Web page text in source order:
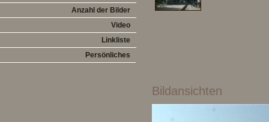
Anzahl der Bilder
Video
Linkliste
Persönliches
Bildansichten